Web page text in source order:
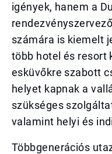
igények, hanem a
számára is kiemelt
több hotel és resort
esküvőkre szabott
helyet kapnak a
szükséges
valamint helyi és
Többgenerációs